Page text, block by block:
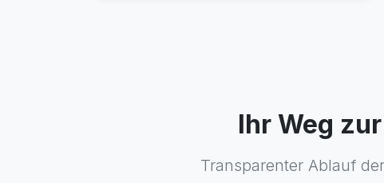
Ihr Weg
Transparenter Ablauf